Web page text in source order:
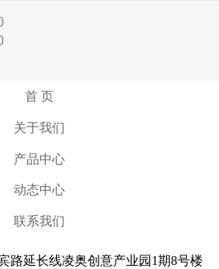
首 页
关于我们
产品中心
动态中心
联系我们
路延长线凌奥创意产业园1期8号楼